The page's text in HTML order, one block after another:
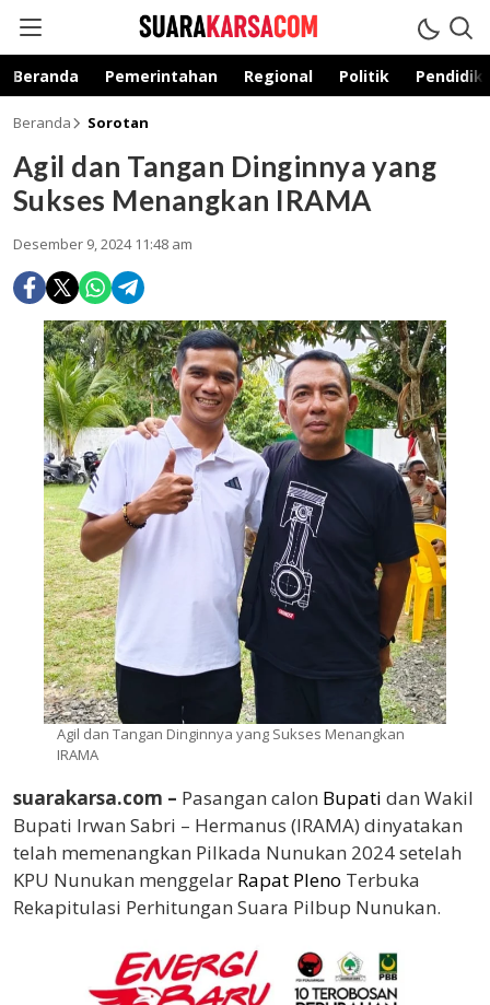
suarakarsa.com
Informasi terpercaya
Beranda Pemerintahan Regional Politik
Beranda Sorotan
Agil dan Tangan Dinginnya yang
Sukses Menangkan IRAMA
Desember 9, 2024 11:48 am
Agil dan Tangan Dinginnya yang Sukses Menangkan
IRAMA
suarakarsa.com – Pasangan calon Bupati dan Wakil
Bupati Irwan Sabri – Hermanus (IRAMA) dinyatakan
telah memenangkan Pilkada Nunukan 2024 setelah
KPU Nunukan menggelar Rapat Pleno Terbuka
Rekapitulasi Perhitungan Suara Pilbup Nunukan.